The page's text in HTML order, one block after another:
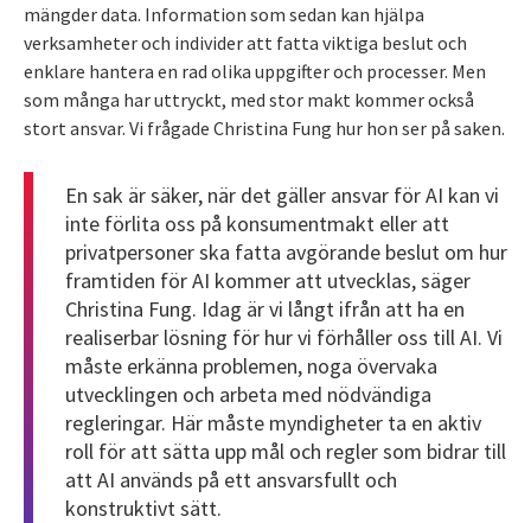
mängder data. Information som sedan kan hjälpa
verksamheter och individer att fatta viktiga beslut och
enklare hantera en rad olika uppgifter och processer. Men
som många har uttryckt, med stor makt kommer också
stort ansvar. Vi frågade Christina Fung hur hon ser på saken.
En sak är säker, när det gäller ansvar för AI kan vi
inte förlita oss på konsumentmakt eller att
privatpersoner ska fatta avgörande beslut om hur
framtiden för AI kommer att utvecklas, säger
Christina Fung. Idag är vi långt ifrån att ha en
realiserbar lösning för hur vi förhåller oss till AI. Vi
måste erkänna problemen, noga övervaka
utvecklingen och arbeta med nödvändiga
regleringar. Här måste myndigheter ta en aktiv
roll för att sätta upp mål och regler som bidrar till
att AI används på ett ansvarsfullt och
konstruktivt sätt.